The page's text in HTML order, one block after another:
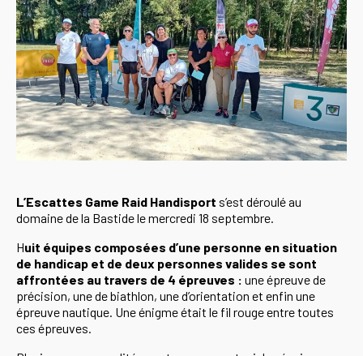
L’Escattes Game Raid Handisport s’est déroulé au
domaine de la Bastide le mercredi 18 septembre.
Huit équipes composées d’une personne en situation
de handicap et de deux personnes valides se sont
affrontées au travers de 4 épreuves : une épreuve de
précision, une de biathlon, une d’orientation et enfin une
épreuve nautique. Une énigme était le fil rouge entre toutes
ces épreuves.